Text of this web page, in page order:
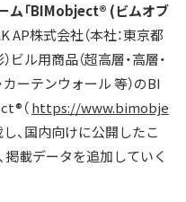
ム「BIMobject® (ビムオブ
AP株式会社（本社：東京都
ビル用商品（超高層・高層・
カーテンウォール 等）のBI
（https://www.bimobje
、国内向けに公開したこ
掲載データを追加していく